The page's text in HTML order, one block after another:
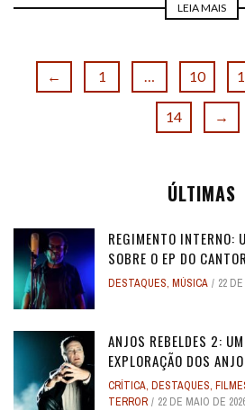
LEIA MAIS
← 1 … 10
14 →
ÚLTIMAS
REGIMENTO INTERNO:
SOBRE O EP DO
DESTAQUES, MÚSICA 22
ANJOS REBELDES 2:
EXPLORAÇÃO DOS
CRÍTICA, DESTAQUES,
TERROR
22 DE MAIO DE